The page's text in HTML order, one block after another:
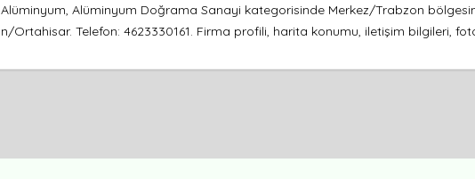
Alüminyum Doğrama Sanayi kategorisinde Merkez/Trabzon
Ortahisar. Telefon: 4623330161. Firma profili, harita konumu, iletişim bilgileri,